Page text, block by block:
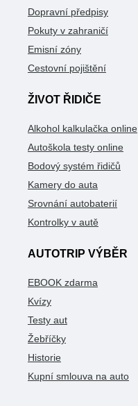
Dopravní předpisy
Pokuty v zahraničí
Emisní zóny
Cestovní pojištění
ŽIVOT ŘIDIČE
Alkohol kalkulačka online
Autoškola testy online
Bodový systém řidičů
Kamery do auta
Srovnání autobaterií
Kontrolky v autě
AUTOTRIP VÝBĚR
EBOOK zdarma
Kvízy
Testy aut
Žebříčky
Historie
Kupní smlouva na auto